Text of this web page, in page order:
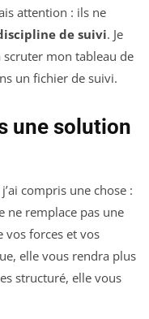
attention : ils ne
de suivi. Je
mon tableau de
un fichier de suivi.
une solution
compris une chose :
ne remplace pas une
vos forces et vos
elle vous rendra plus
structuré, elle vous